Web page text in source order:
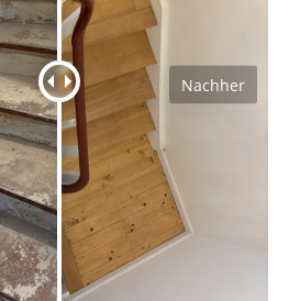
Nachher